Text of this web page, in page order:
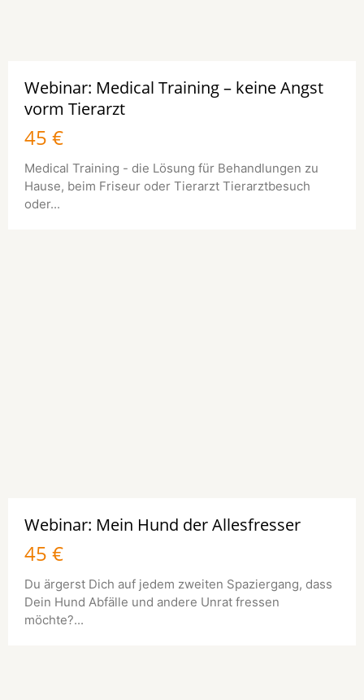
Webinar: Medical Training – keine Angst
vorm Tierarzt
45 €
Medical Training - die Lösung für Behandlungen zu
Hause, beim Friseur oder Tierarzt Tierarztbesuch
oder...
Webinar: Mein Hund der Allesfresser
45 €
Du ärgerst Dich auf jedem zweiten Spaziergang, dass
Dein Hund Abfälle und andere Unrat fressen
möchte?...